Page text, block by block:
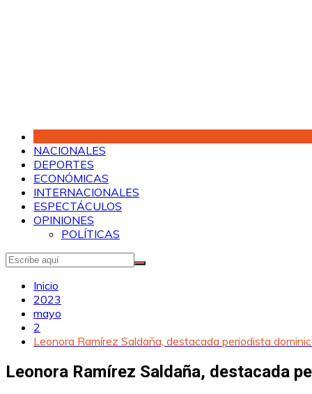
NACIONALES
DEPORTES
ECONÓMICAS
INTERNACIONALES
ESPECTÁCULOS
OPINIONES
POLÍTICAS
Inicio
2023
mayo
2
Leonora Ramírez Saldaña, destacada periodista
Leonora Ramírez Saldaña, destacada